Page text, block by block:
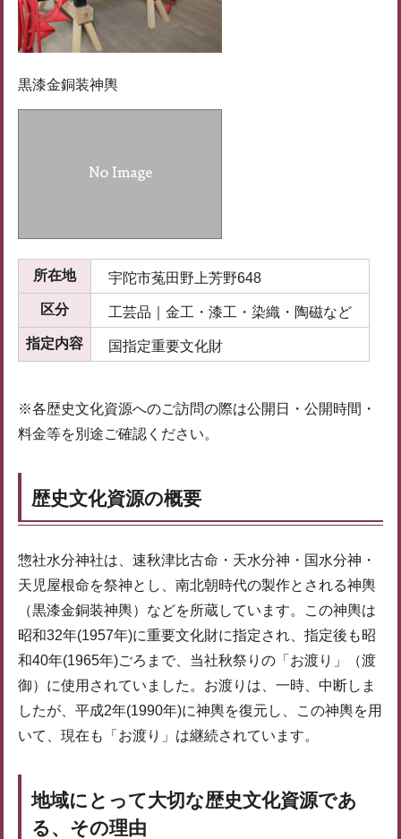
黒漆金銅装神輿
所在地 宇陀市菟田野上芳野648
区分 工芸品｜金工・漆工・染織・陶磁など
指定内容 国指定重要文化財
※各歴史文化資源へのご訪問の際は公開日・公開時間・
料金等を別途ご確認ください。
歴史文化資源の概要
惣社水分神社は、速秋津比古命・天水分神・国水分神・
天児屋根命を祭神とし、南北朝時代の製作とされる神輿
（黒漆金銅装神輿）などを所蔵しています。この神輿は
昭和32年(1957年)に重要文化財に指定され、指定後も昭
和40年(1965年)ごろまで、当社秋祭りの「お渡り」（渡
御）に使用されていました。お渡りは、一時、中断しま
したが、平成2年(1990年)に神輿を復元し、この神輿を用
いて、現在も「お渡り」は継続されています。
地域にとって大切な歴史文化資源であ
る、その理由